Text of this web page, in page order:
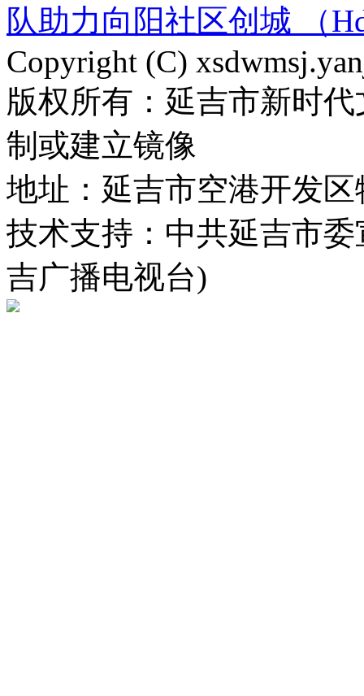
队助力向阳社区创城 （
Copyright (C)
版权所有：延吉市新时
制或建立镜像
地址：延吉市空港开发
技术支持：中共延吉市
吉广播电视台)